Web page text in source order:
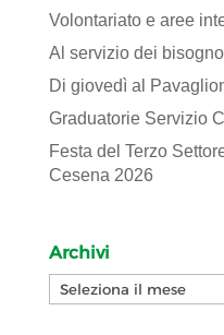
Volontariato e aree
Al servizio dei
Di giovedì al
Graduatorie Servizio
Festa del Terzo
Cesena 2026
Archivi
Archivi